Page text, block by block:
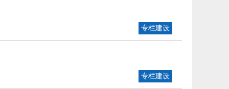
专栏建设
专栏建设